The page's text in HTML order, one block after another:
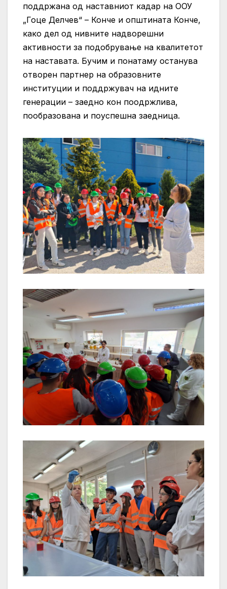
поддржана од наставниот кадар на ООУ
„Гоце Делчев“ – Конче и општината Конче,
како дел од нивните надворешни
активности за подобрување на квалитетот
на наставата. Бучим и понатаму останува
отворен партнер на образовните
институции и поддржувач на идните
генерации – заедно кон поодржлива,
пообразована и поуспешна заедница.